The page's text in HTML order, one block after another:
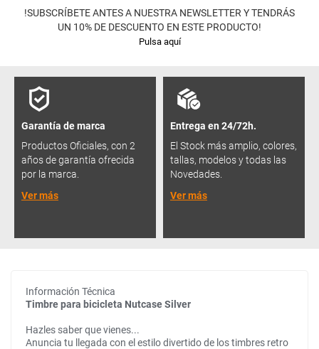
!SUBSCRÍBETE ANTES A NUESTRA NEWSLETTER Y TENDRÁS
UN 10% DE DESCUENTO EN ESTE PRODUCTO!
Pulsa aquí
Garantía de marca
Productos Oficiales, con 2
años de garantía ofrecida
por la marca.
Ver más
Entrega en 24/72h.
El Stock más amplio, colores,
tallas, modelos y todas las
Novedades.
Ver más
Información Técnica
Timbre para bicicleta Nutcase Silver
Hazles saber que vienes...
Anuncia tu llegada con el estilo divertido de los timbres retro